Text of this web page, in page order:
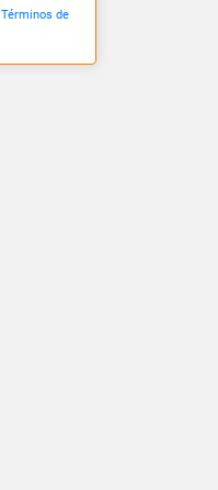
Términos de